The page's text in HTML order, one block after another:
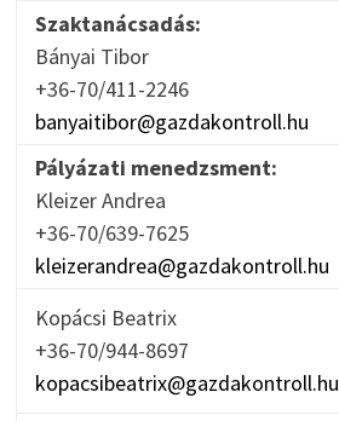
Szaktanácsadás:
Bányai Tibor
+36-70/411-2246
banyaitibor@gazdakontroll.hu
Pályázati menedzsment:
Kleizer Andrea
+36-70/639-7625
kleizerandrea@gazdakontroll.hu
Kopácsi Beatrix
+36-70/944-8697
kopacsibeatrix@gazdakontroll.hu